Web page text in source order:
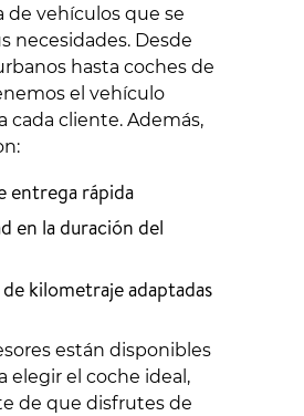
de vehículos que se
necesidades. Desde
hasta coches de
el vehículo
cada cliente. Además,
entrega rápida
en la duración del
kilometraje adaptadas
están disponibles
elegir el coche ideal,
de que disfrutes de